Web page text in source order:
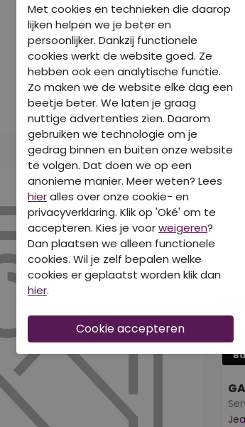
Met cookies en technieken die daarop
lijken helpen we je beter en
persoonlijker. Dankzij functionele
cookies werkt de website goed. Ze
hebben ook een analytische functie.
Zo maken we de website elke dag een
beetje beter. We laten je graag
nuttige advertenties zien. Daarom
gebruiken we technologie om je
gedrag binnen en buiten onze website
te volgen. Dat doen we op een
anonieme manier. Meer weten? Lees
hieralles over onze cookie- en
privacyverklaring. Klik op 'Oké' om te
accepteren. Kies je voorweigeren?
Dan plaatsen we alleen functionele
cookies. Wil je zelf bepalen welke
cookies er geplaatst worden klik dan
hier.